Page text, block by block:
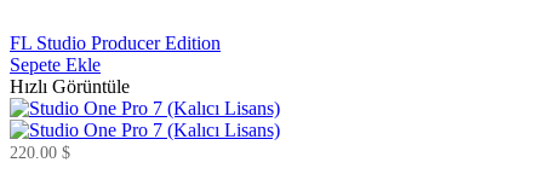
FL Studio Producer Edition
Sepete Ekle
Hızlı Görüntüle
220.00 $